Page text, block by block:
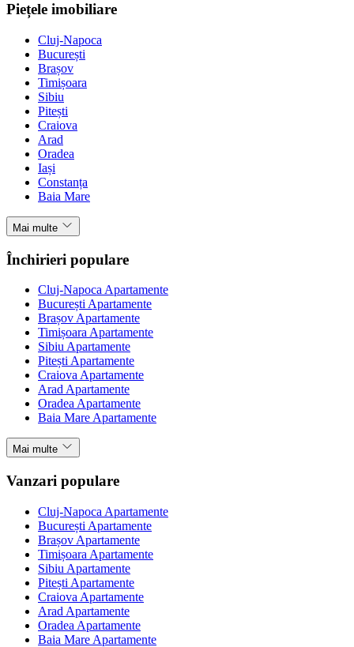
Piețele imobiliare
Cluj-Napoca
București
Brașov
Timișoara
Sibiu
Pitești
Craiova
Arad
Oradea
Iași
Constanța
Baia Mare
Mai multe
Închirieri populare
Cluj-Napoca Apartamente
București Apartamente
Brașov Apartamente
Timișoara Apartamente
Sibiu Apartamente
Pitești Apartamente
Craiova Apartamente
Arad Apartamente
Oradea Apartamente
Baia Mare Apartamente
Mai multe
Vanzari populare
Cluj-Napoca Apartamente
București Apartamente
Brașov Apartamente
Timișoara Apartamente
Sibiu Apartamente
Pitești Apartamente
Craiova Apartamente
Arad Apartamente
Oradea Apartamente
Baia Mare Apartamente